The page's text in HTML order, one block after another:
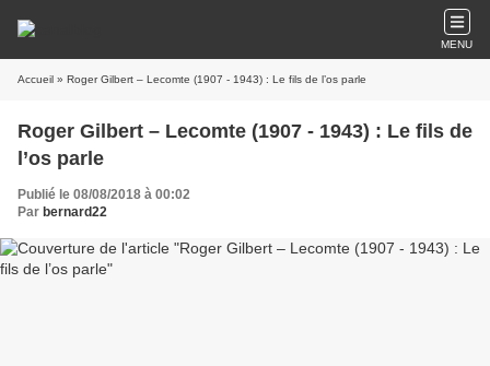
MENU
Accueil » Roger Gilbert – Lecomte (1907 - 1943) : Le fils de l’os parle
Roger Gilbert – Lecomte (1907 - 1943) : Le fils de
l’os parle
Publié le 08/08/2018 à 00:02
Par bernard22